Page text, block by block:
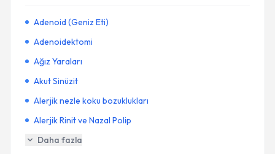
Adenoid (Geniz Eti)
Adenoidektomi
Ağız Yaraları
Akut Sinüzit
Alerjik nezle koku bozuklukları
Alerjik Rinit ve Nazal Polip
Daha fazla